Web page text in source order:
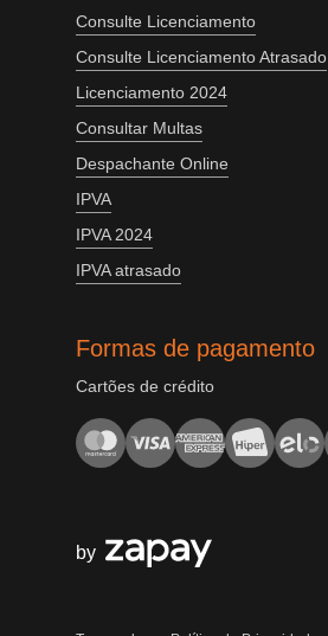
Consulte Licenciamento
Consulte Licenciamento Atrasado
Licenciamento 2024
Consultar Multas
Despachante Online
IPVA
IPVA 2024
IPVA atrasado
Formas de pagamento
Cartões de crédito
by